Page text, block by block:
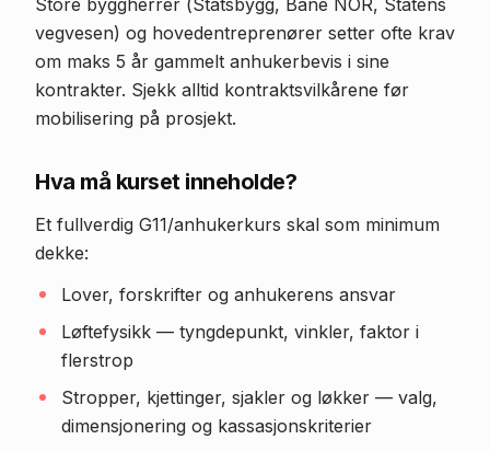
Store byggherrer (Statsbygg, Bane NOR, Statens
vegvesen) og hovedentreprenører setter ofte krav
om maks 5 år gammelt anhukerbevis i sine
kontrakter. Sjekk alltid kontraktsvilkårene før
mobilisering på prosjekt.
Hva må kurset inneholde?
Et fullverdig G11/anhukerkurs skal som minimum
dekke:
Lover, forskrifter og anhukerens ansvar
Løftefysikk — tyngdepunkt, vinkler, faktor i
flerstrop
Stropper, kjettinger, sjakler og løkker — valg,
dimensjonering og kassasjonskriterier